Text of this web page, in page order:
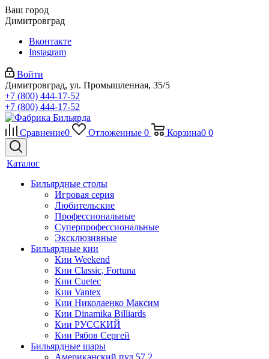
Ваш город
Димитровград
Вконтакте
Instagram
Войти
Димитровград, ул. Промышленная, 35/5
+7 (800) 444-17-52
+7 (800) 444-17-52
Сравнение0 Отложенные 0 Корзина0 0
Каталог
Бильярдные столы
Игровая серия
Любительские
Профессиональные
Суперпрофессиональные
Эксклюзивные
Бильярдные кии
Кии Weekend
Кии Classic, Fortuna
Кии Cuetec
Кии Vantex
Кии Николаенко Максим
Кии Dinamika Billiards
Кии РУССКИЙ
Кии Рябов Сергей
Бильярдные шары
Американский пул 57,2